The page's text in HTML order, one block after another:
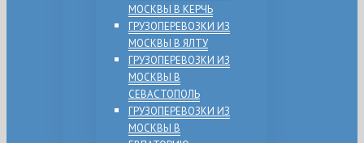
МОСКВЫ В КЕРЧЬ
ГРУЗОПЕРЕВОЗКИ ИЗ
МОСКВЫ В ЯЛТУ
ГРУЗОПЕРЕВОЗКИ ИЗ
МОСКВЫ В
СЕВАСТОПОЛЬ
ГРУЗОПЕРЕВОЗКИ ИЗ
МОСКВЫ В